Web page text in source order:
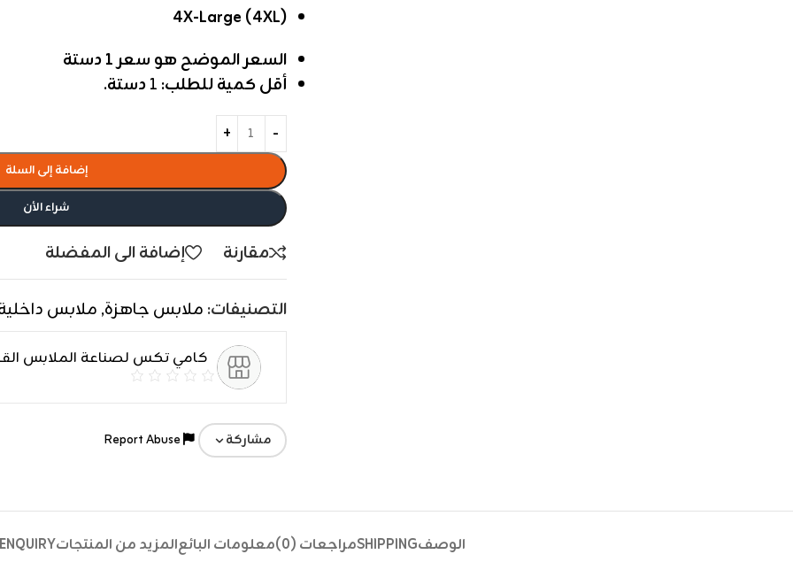
4X-Large (4XL)
السعر الموضح هو سعر 1 دستة
أقل كمية للطلب:
دستة.
إضافة إلى السلة
شراء الأن
مقارنة إضافة الى المفضلة
التصنيفات: ملابس جاهزة, ملابس
كامي تكس لصناعة الملابس
مشاركة
الوصفSHIPPINGمراجعات (0) معلومات البائعالمزيد من المنتجات